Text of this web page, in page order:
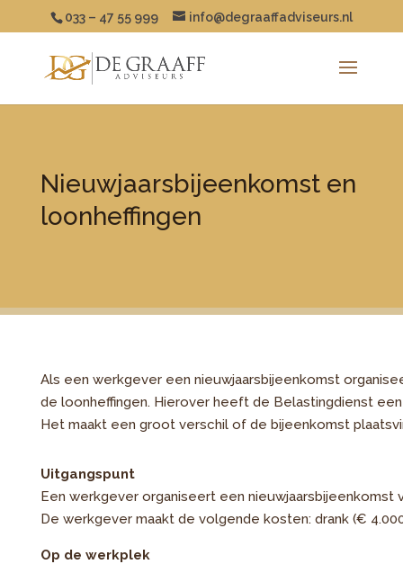
033 – 47 55 999 info@degraaffadviseurs.nl
Nieuwjaarsbijeenkomst en
loonheffingen
Als een werkgever een nieuwjaarsbijeenkomst
de loonheffingen. Hierover heeft de Belastingdienst
Het maakt een groot verschil of de bijeenkomst
Uitgangspunt
Een werkgever organiseert een
De werkgever maakt de volgende kosten: drank (€
Op de werkplek